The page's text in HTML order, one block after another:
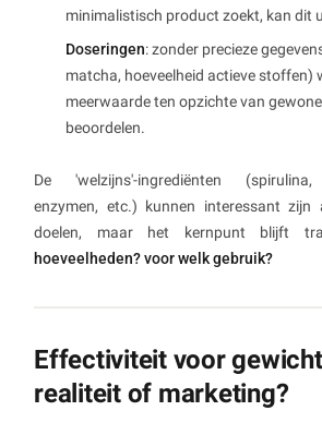
minimalistisch product zoekt, kan dit
Doseringen: zonder precieze
matcha, hoeveelheid actieve stoffen)
meerwaarde ten opzichte van
beoordelen.
De 'welzijns'-ingrediënten (spirulina,
enzymen, etc.) kunnen interessant zijn
doelen, maar het kernpunt blijft
hoeveelheden? voor welk gebruik?
Effectiviteit voor
realiteit of marketing?